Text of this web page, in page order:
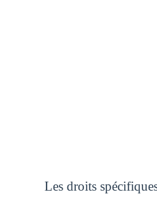
Les droits